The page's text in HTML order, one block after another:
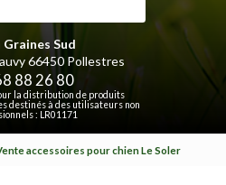
Graines Sud
66450 Pollestres
88 26 80
la distribution de produits
destinés à des utilisateurs non
: LR01171
accessoires pour chien Le Soler